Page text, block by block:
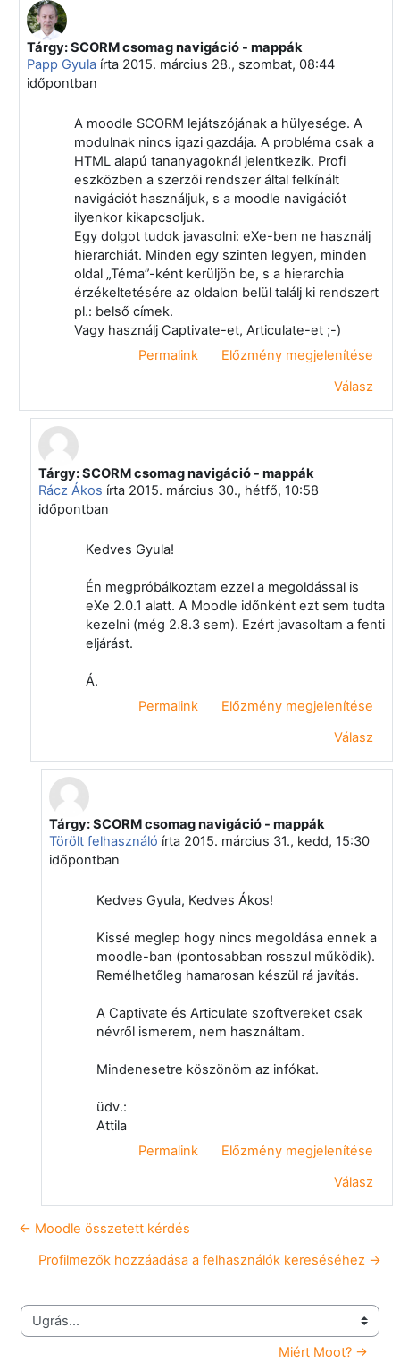
Válasz erre: Törölt felhasználó
Tárgy: SCORM csomag navigáció - mappák
Papp Gyulaírta 2015. március 28., szombat, 08:44
időpontban
A moodle SCORM lejátszójának a hülyesége. A
modulnak nincs igazi gazdája. A probléma csak a
HTML alapú tananyagoknál jelentkezik. Profi
eszközben a szerzői rendszer által felkínált
navigációt használjuk, s a moodle navigációt
ilyenkor kikapcsoljuk.
Egy dolgot tudok javasolni: eXe-ben ne használj
hierarchiát. Minden egy szinten legyen, minden
oldal „Téma”-ként kerüljön be, s a hierarchia
érzékeltetésére az oldalon belül találj ki rendszert
pl.: belső címek.
Vagy használj Captivate-et, Articulate-et ;-)
Permalink
Előzmény megjelenítése
Válasz
Válasz erre: Papp Gyula
Tárgy: SCORM csomag navigáció - mappák
Rácz Ákos írta 2015. március 30., hétfő, 10:58
időpontban
Kedves Gyula!
Én megpróbálkoztam ezzel a megoldással is
eXe 2.0.1 alatt. A Moodle időnként ezt sem tudta
kezelni (még 2.8.3 sem). Ezért javasoltam a fenti
eljárást.
Á.
Permalink
Előzmény megjelenítése
Válasz
Válasz erre: Rácz Ákos
Tárgy: SCORM csomag navigáció - mappák
Törölt felhasználó írta 2015. március 31., kedd, 15:30
időpontban
Kedves Gyula, Kedves Ákos!
Kissé meglep hogy nincs megoldása ennek a
moodle-ban (pontosabban rosszul működik).
Remélhetőleg hamarosan készül rá javítás.
A Captivate és Articulate szoftvereket csak
névről ismerem, nem használtam.
Mindenesetre köszönöm az infókat.
üdv.:
Attila
Permalink
Előzmény megjelenítése
Válasz
← Moodle összetett kérdés
Profilmezők hozzáadása a felhasználók kereséséhez →
Ugrás...
Miért Moot? →